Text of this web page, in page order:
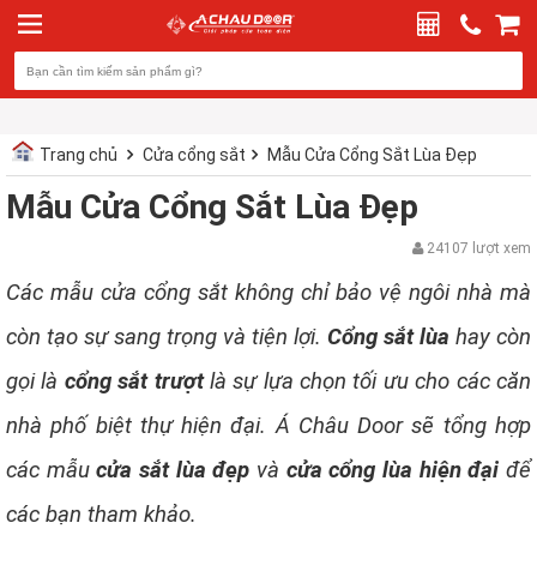
Trang chủ Cửa cổng sắt Mẫu Cửa Cổng Sắt Lùa Đẹp
Mẫu Cửa Cổng Sắt Lùa Đẹp
24107 lượt xem
Các mẫu cửa cổng sắt không chỉ bảo vệ ngôi nhà mà
còn tạo sự sang trọng và tiện lợi. Cổng sắt lùa hay còn
gọi là cổng sắt trượtlà sự lựa chọn tối ưu cho các căn
nhà phố biệt thự hiện đại. Á Châu Door sẽ tổng hợp
các mẫucửa sắt lùa đẹp và cửa cổng lùa hiện đại để
các bạn tham khảo.